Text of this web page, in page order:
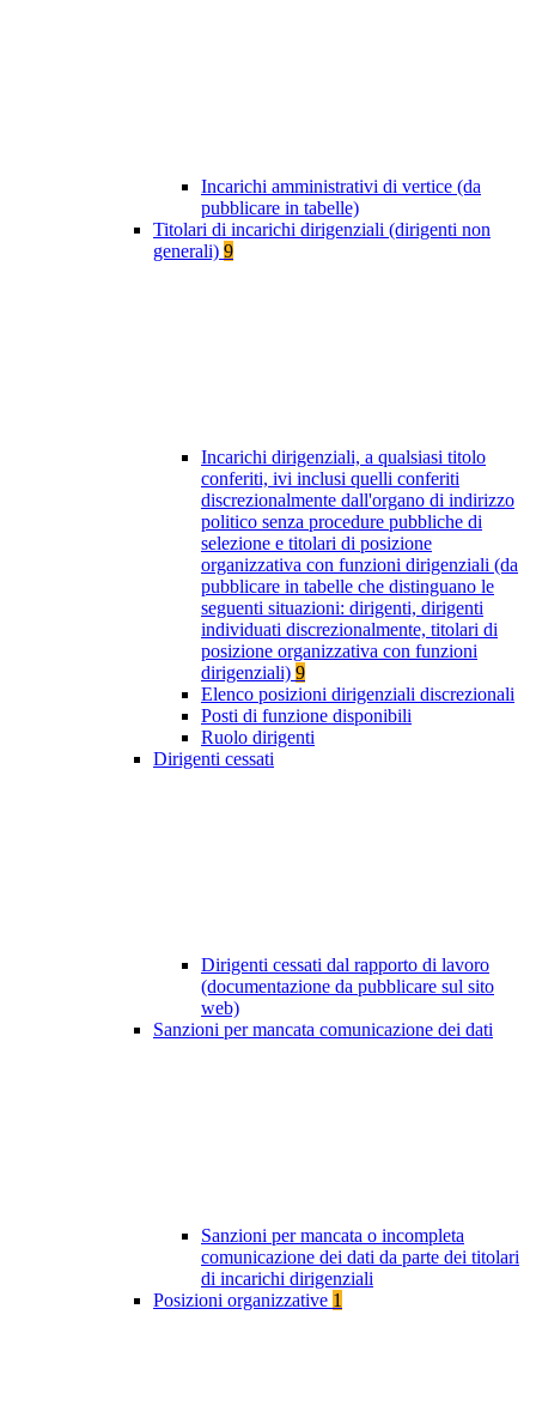
Incarichi amministrativi di vertice (da
pubblicare in tabelle)
Titolari di incarichi dirigenziali (dirigenti non
generali) 9
Incarichi dirigenziali, a qualsiasi titolo
conferiti, ivi inclusi quelli conferiti
discrezionalmente dall'organo di indirizzo
politico senza procedure pubbliche di
selezione e titolari di posizione
organizzativa con funzioni dirigenziali (da
pubblicare in tabelle che distinguano le
seguenti situazioni: dirigenti, dirigenti
individuati discrezionalmente, titolari di
posizione organizzativa con funzioni
dirigenziali) 9
Elenco posizioni dirigenziali discrezionali
Posti di funzione disponibili
Ruolo dirigenti
Dirigenti cessati
Dirigenti cessati dal rapporto di lavoro
(documentazione da pubblicare sul sito
web)
Sanzioni per mancata comunicazione dei dati
Sanzioni per mancata o incompleta
comunicazione dei dati da parte dei titolari
di incarichi dirigenziali
Posizioni organizzative 1